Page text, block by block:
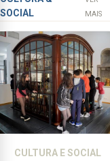
os
65
milhões
de
euros
e
abrange
767
SOCIAL
MAIS
CULTURA E SOCIAL